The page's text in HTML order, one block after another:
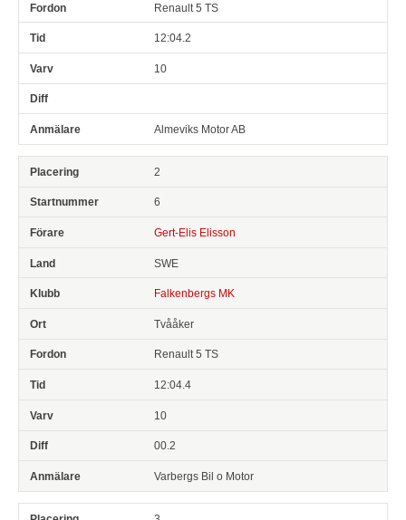
Renault 5 TS
12:04.2
10
Almeviks Motor AB
2
6
Gert-Elis Elisson
SWE
Falkenbergs MK
Tvååker
Renault 5 TS
12:04.4
10
00.2
Varbergs Bil o Motor